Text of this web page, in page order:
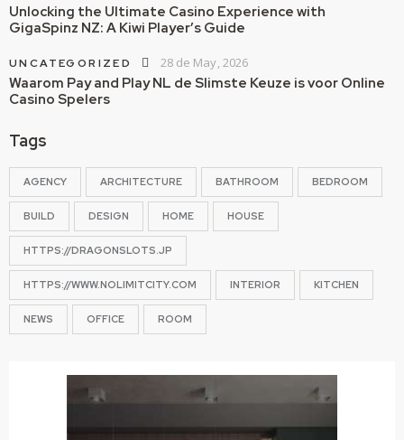
Unlocking the Ultimate Casino Experience with
GigaSpinz NZ: A Kiwi Player’s Guide
UNCATEGORIZED 28 de May, 2026
Waarom Pay and Play NL de Slimste Keuze is voor Online
Casino Spelers
Tags
AGENCY ARCHITECTURE BATHROOM BEDROOM
BUILD DESIGN HOME HOUSE
HTTPS://DRAGONSLOTS.JP
HTTPS://WWW.NOLIMITCITY.COM INTERIOR KITCHEN
NEWS OFFICE ROOM